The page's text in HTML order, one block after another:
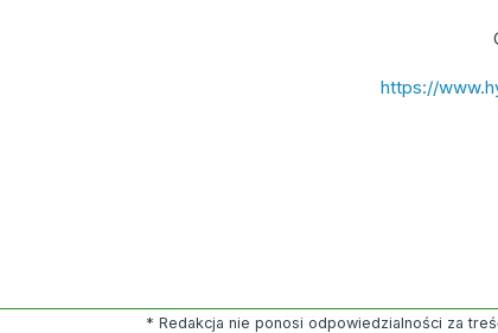
https://
* Redakcja nie ponosi odpowiedzialności za